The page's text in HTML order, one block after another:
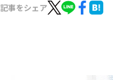
事をシェア